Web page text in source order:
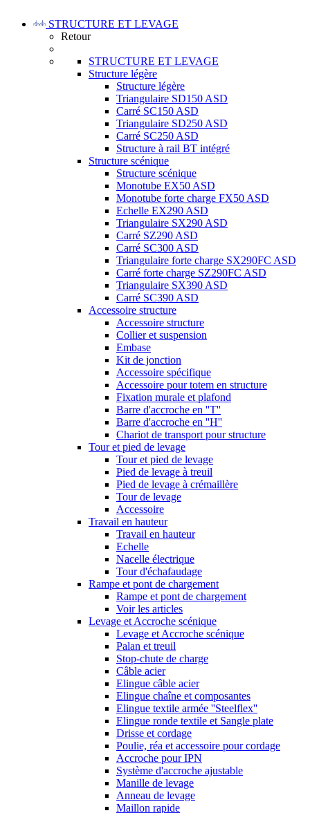
STRUCTURE ET LEVAGE
Retour
STRUCTURE ET LEVAGE
Structure légère
Structure légère
Triangulaire SD150 ASD
Carré SC150 ASD
Triangulaire SD250 ASD
Carré SC250 ASD
Structure à rail BT intégré
Structure scénique
Structure scénique
Monotube EX50 ASD
Monotube forte charge FX50 ASD
Echelle EX290 ASD
Triangulaire SX290 ASD
Carré SZ290 ASD
Carré SC300 ASD
Triangulaire forte charge SX290FC ASD
Carré forte charge SZ290FC ASD
Triangulaire SX390 ASD
Carré SC390 ASD
Accessoire structure
Accessoire structure
Collier et suspension
Embase
Kit de jonction
Accessoire spécifique
Accessoire pour totem en structure
Fixation murale et plafond
Barre d'accroche en ''T''
Barre d'accroche en ''H''
Chariot de transport pour structure
Tour et pied de levage
Tour et pied de levage
Pied de levage à treuil
Pied de levage à crémaillère
Tour de levage
Accessoire
Travail en hauteur
Travail en hauteur
Echelle
Nacelle électrique
Tour d'échafaudage
Rampe et pont de chargement
Rampe et pont de chargement
Voir les articles
Levage et Accroche scénique
Levage et Accroche scénique
Palan et treuil
Stop-chute de charge
Câble acier
Elingue câble acier
Elingue chaîne et composantes
Elingue textile armée ''Steelflex''
Elingue ronde textile et Sangle plate
Drisse et cordage
Poulie, réa et accessoire pour cordage
Accroche pour IPN
Système d'accroche ajustable
Manille de levage
Anneau de levage
Maillon rapide